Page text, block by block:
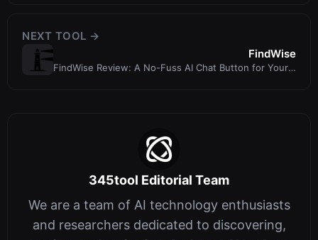
NEXT TOOL →
FindWise
FindWise Review: A No-Fuss AI Chat Button for Your
345tool Editorial Team
We are a team of AI technology enthusiasts
and researchers dedicated to discovering,